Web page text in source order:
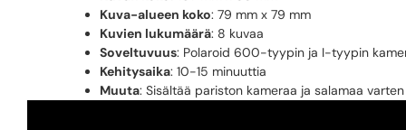
Kuva-alueen koko: 79 mm x 79 mm
Kuvien lukumäärä: 8 kuvaa
Soveltuvuus: Polaroid 600-tyypin ja I-tyypin
Kehitysaika: 10-15 minuuttia
Muuta: Sisältää pariston kameraa ja salamaa varten